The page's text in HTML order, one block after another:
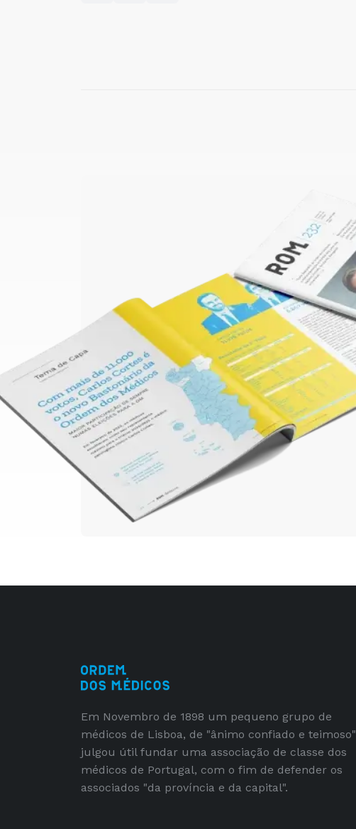
Em Novembro de 1898 um pequeno grupo de
médicos de Lisboa, de "ânimo confiado e teimoso"
julgou útil fundar uma associação de classe dos
médicos de Portugal, com o fim de defender os
associados "da província e da capital".